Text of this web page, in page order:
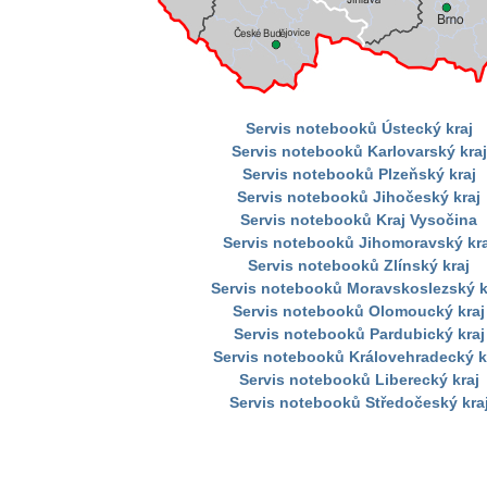
Servis notebooků Ústecký kraj
Servis notebooků Karlovarský kraj
Servis notebooků Plzeňský kraj
Servis notebooků Jihočeský kraj
Servis notebooků Kraj Vysočina
Servis notebooků Jihomoravský
Servis notebooků Zlínský kraj
Servis notebooků Moravskoslezský
Servis notebooků Olomoucký kraj
Servis notebooků Pardubický kraj
Servis notebooků Královehradecký
Servis notebooků Liberecký kraj
Servis notebooků Středočeský